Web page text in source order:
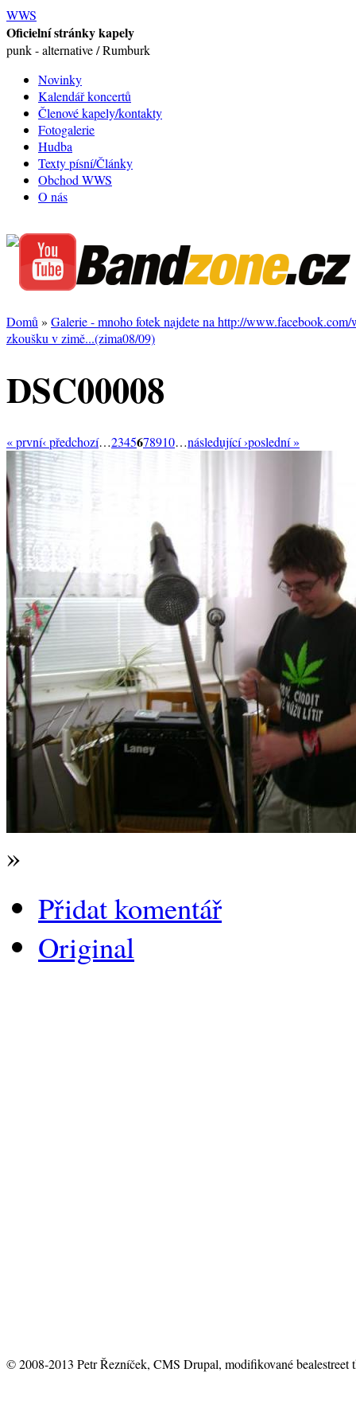
WWS
Oficielní stránky kapely
punk - alternative / Rumburk
Novinky
Kalendář koncertů
Členové kapely/kontakty
Fotogalerie
Hudba
Texty písní/Články
Obchod WWS
O nás
Domů » Galerie - mnoho fotek najdete na http://www.facebook.com/
zkoušku v zimě...(zima08/09)
DSC00008
« první‹ předchozí…2345678910…následující ›poslední »
»
Přidat komentář
Original
© 2008-2013 Petr Řezníček, CMS Drupal, modifikované bealestreet